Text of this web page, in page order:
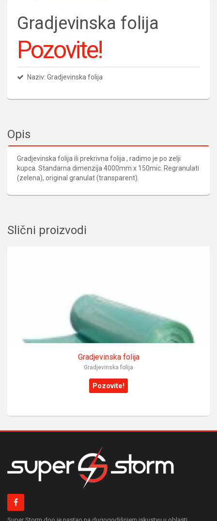
Gradjevinska folija
Pozovite!
Naziv: Gradjevinska folija
Opis
Gradjevinska folija ili prekrivna folija , radimo je po zelji
kupca. Standarna dimenzija 4000mm x 150mic. Regranulati
(zelena), original granulat (transparent).
Slični proizvodi
Gradjevinska folija
Gradjevinska folija
Pozovite!